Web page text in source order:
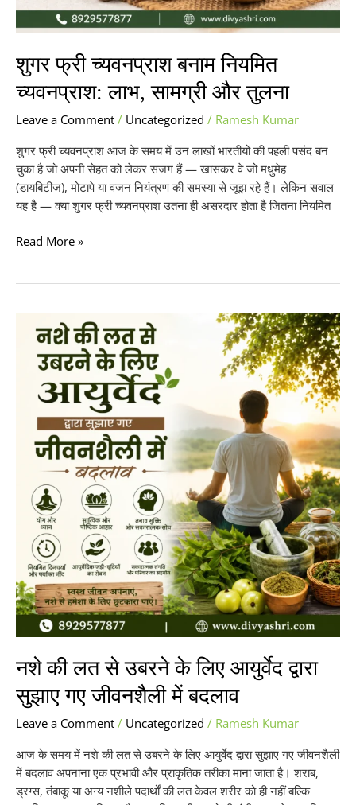
शुगर फ्री च्यवनप्राश बनाम नियमित
च्यवनप्राश: लाभ, सामग्री और तुलना
Leave a Comment / Uncategorized / Ramesh Kumar
शुगर फ्री च्यवनप्राश आज के समय में उन लाखों भारतीयों की पहली पसंद बन
चुका है जो अपनी सेहत को लेकर सजग हैं — खासकर वे जो मधुमेह
(डायबिटीज), मोटापे या वजन नियंत्रण की समस्या से जूझ रहे हैं। लेकिन सवाल
यह है — क्या शुगर फ्री च्यवनप्राश उतना ही असरदार होता है जितना नियमित
Read More »
नशे की लत से उबरने के लिए आयुर्वेद द्वारा
सुझाए गए जीवनशैली में बदलाव
Leave a Comment / Uncategorized / Ramesh Kumar
आज के समय में नशे की लत से उबरने के लिए आयुर्वेद द्वारा सुझाए गए जीवनशैली
में बदलाव अपनाना एक प्रभावी और प्राकृतिक तरीका माना जाता है। शराब,
ड्रग्स, तंबाकू या अन्य नशीले पदार्थों की लत केवल शरीर को ही नहीं बल्कि
उबरने
आयुर्वेद
सुझाए
जीवनशैली
बदलाव